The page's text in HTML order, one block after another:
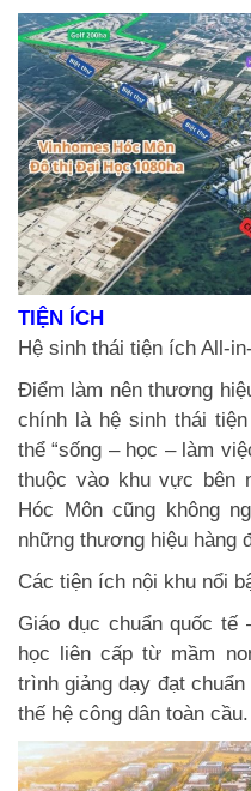
TIỆN ÍCH
Hệ sinh thái tiện ích All-
Điểm làm nên thương
chính là hệ sinh thái
thể “sống – học – làm
thuộc vào khu vực bên
Hóc Môn cũng không
những thương hiệu hàng
Các tiện ích nội khu nổi
Giáo dục chuẩn quốc tế
học liên cấp từ mầm
trình giảng dạy đạt
thế hệ công dân toàn cầu.